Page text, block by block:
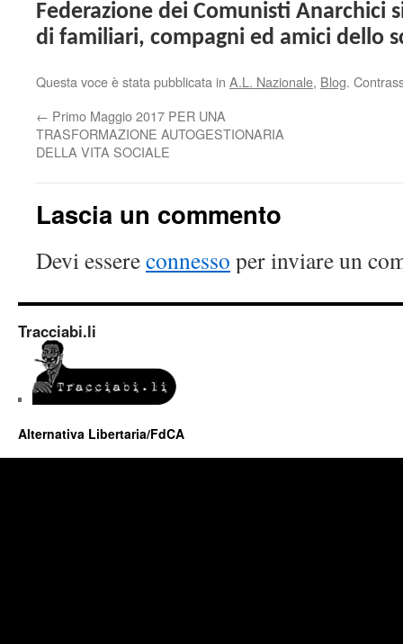
Federazione dei Comunisti Anarchici
di familiari, compagni ed amici dello
Questa voce è stata pubblicata in A.L. Nazionale, Blog.
← Primo Maggio 2017 PER UNA
TRASFORMAZIONE AUTOGESTIONARIA
DELLA VITA SOCIALE
Lascia un commento
Devi essereconnesso per inviare un
Tracciabi.li
Alternativa Libertaria/FdCA